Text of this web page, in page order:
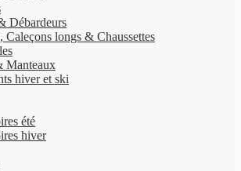
Débardeurs
Caleçons longs & Chaussettes
Manteaux
hiver et ski
été
hiver